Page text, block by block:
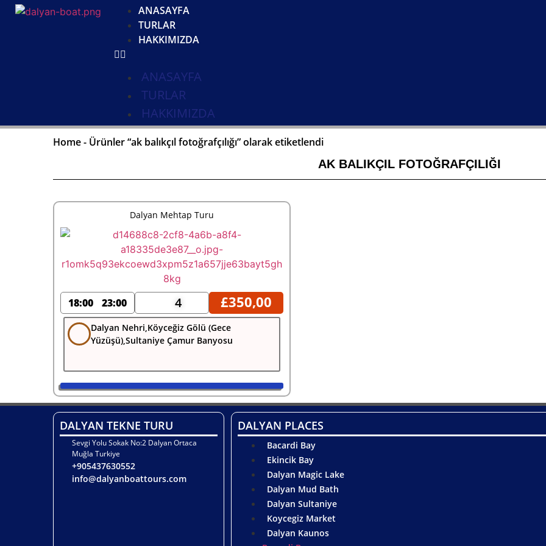
ANASAYFA
TURLAR
HAKKIMIZDA
ANASAYFA
TURLAR
HAKKIMIZDA
Home- Ürünler “ak balıkçıl fotoğrafçılığı” olarak etiketlendi
AK BALIKÇIL FOTOĞRAFÇILIĞI
Dalyan Mehtap Turu
18:00 23:00 4 £350,00
Dalyan Nehri,Köyceğiz Gölü (Gece
Yüzüşü),Sultaniye Çamur Banyosu
DALYAN TEKNE TURU
Sevgi Yolu Sokak No:2 Dalyan Ortaca
Muğla Turkiye
+905437630552
info@dalyanboattours.com
DALYAN PLACES
Bacardi Bay
Ekincik Bay
Dalyan Magic Lake
Dalyan Mud Bath
Dalyan Sultaniye
Koycegiz Market
Dalyan Kaunos